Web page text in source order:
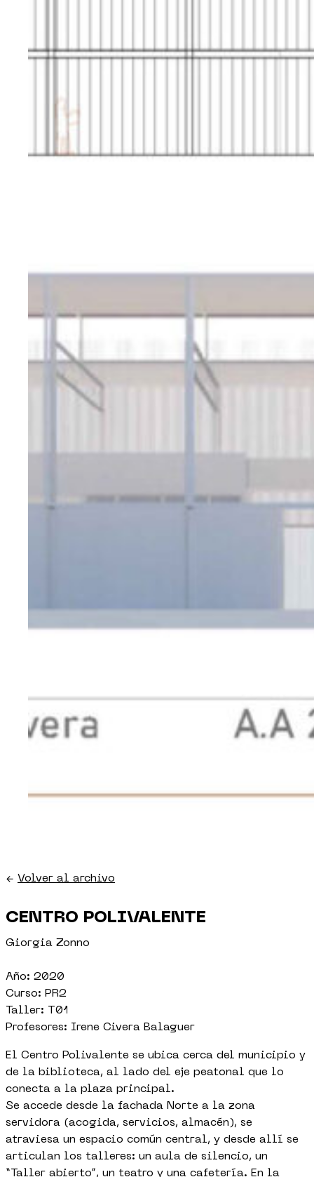
← Volver al archivo
CENTRO POLIVALENTE
Giorgia Zonno
Año: 2020
Curso: PR2
Taller: T01
Profesores: Irene Civera Balaguer
El Centro Polivalente se ubica cerca del municipio y
de la biblioteca, al lado del eje peatonal que lo
conecta a la plaza principal.
Se accede desde la fachada Norte a la zona
servidora (acogida, servicios, almacén), se
atraviesa un espacio común central, y desde allí se
articulan los talleres: un aula de silencio, un
“Taller abierto”, un teatro y una cafetería. En la